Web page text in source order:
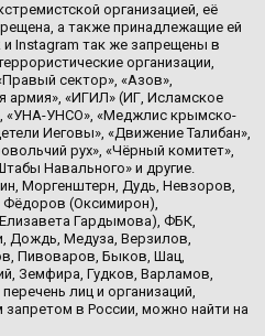
организацией, её
а также принадлежащие ей
Instagram так же запрещены в
организации,
сектор», «Азов»,
армия», «ИГИЛ» (ИГ, Исламское
«УНА-УНСО», «Меджлис крымско-
Иеговы», «Движение Талибан»,
рух», «Чёрный комитет»,
Навального» и другие.
Моргенштерн, Дудь, Невзоров,
(Оксимирон),
Гардымова), ФБК,
Дождь, Медуза, Верзилов,
Пивоваров, Быков, Шац,
Земфира, Гудков, Варламов,
лиц и организаций,
в России, можно найти на